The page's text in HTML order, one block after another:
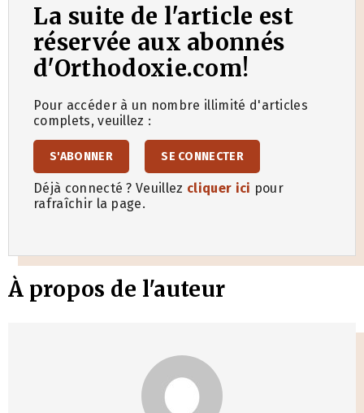
La suite de l'article est
réservée aux abonnés
d'Orthodoxie.com!
Pour accéder à un nombre illimité d'articles
complets, veuillez :
S'ABONNER SE CONNECTER
Déjà connecté ? Veuillez cliquer ici pour
rafraîchir la page.
À propos de l'auteur